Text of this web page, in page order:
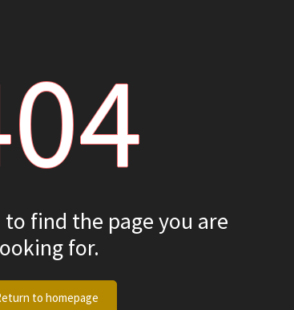
find the page you are
for.
to homepage